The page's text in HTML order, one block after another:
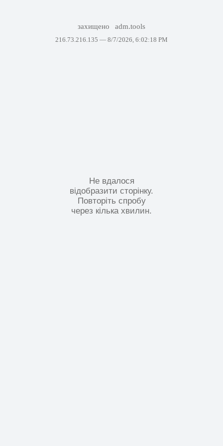
захищено adm.tools
216.73.216.135 — 8/7/2026, 6:02:18 PM
Не вдалося
відобразити сторінку.
Повторіть спробу
через кілька хвилин.